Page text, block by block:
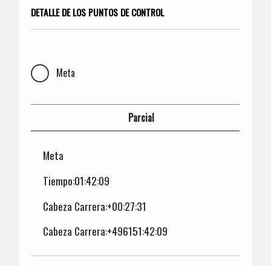
DETALLE DE LOS PUNTOS DE CONTROL
Meta
Parcial
Meta
Tiempo:01:42:09
Cabeza Carrera:+00:27:31
Cabeza Carrera:+496151:42:09